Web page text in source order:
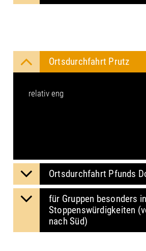
Ortsdurchfahrt Prutz
relativ eng
Orts­durch­fahrt Pfunds
für Gruppen besonders
Stop­pens­wür­dig­kei­ten
nach Süd)